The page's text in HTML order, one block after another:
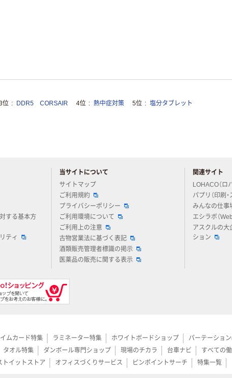
位 DDR5 CORSAIR 4位 熱中症対策 5位 塩分タブレット
する基本方
ティ
当サイトについて
サイトマップ
ご利用規約
プライバシーポリシー
ご利用環境について
ご利用上の注意
古物営業法に基づく表記
酒類販売管理者標識の掲示
医薬品の販売に関する表示
関連サイト
LOHACO（ロ
パプリ（印刷・
みんなの仕事
エシラボ（
アスクルの大
ション
ムカード特集 ラミネーター特集 ホワイトボードショップ パーテーショ
タオル特集 ダンボール専門ショップ 現場のチカラ 台車ナビ すべての
トイットストア オフィスづくりサービス ピンポイントサーチ 特集一覧